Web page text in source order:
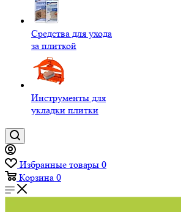
Средства для ухода
за плиткой
Инструменты для
укладки плитки
Избранные товары 0
Корзина 0